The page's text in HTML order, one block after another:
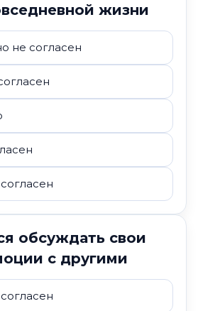
жизни
не согласен
обсуждать свои
с другими